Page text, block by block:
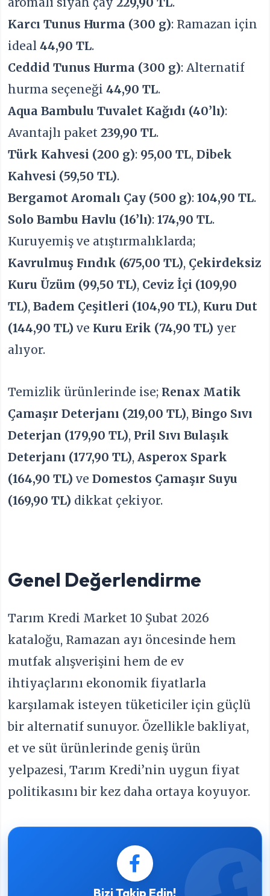
Karcı Tunus Hurma (300 g): Ramazan için
ideal44,90 TL.
Ceddid Tunus Hurma (300 g): Alternatif
hurma seçeneği44,90 TL.
Aqua Bambulu Tuvalet Kağıdı (40’lı):
Avantajlı paket239,90 TL.
Türk Kahvesi (200 g): 95,00 TL,Dibek
Kahvesi (59,50 TL).
Bergamot Aromalı Çay (500 g):104,90 TL.
Solo Bambu Havlu (16’lı):174,90 TL.
Kuruyemiş ve atıştırmalıklarda;
Kavrulmuş Fındık (675,00 TL), Çekirdeksiz
Kuru Üzüm (99,50 TL), Ceviz İçi (109,90
TL),Badem Çeşitleri (104,90 TL), Kuru Dut
(144,90 TL) ve Kuru Erik (74,90 TL) yer
alıyor.
Temizlik ürünlerinde ise; Renax Matik
Çamaşır Deterjanı (219,00 TL),Bingo Sıvı
Deterjan (179,90 TL), Pril Sıvı Bulaşık
Deterjanı (177,90 TL),Asperox Spark
(164,90 TL) veDomestos Çamaşır Suyu
(169,90 TL) dikkat çekiyor.
Genel Değerlendirme
Tarım Kredi Market 10 Şubat 2026
kataloğu, Ramazan ayı öncesinde hem
mutfak alışverişini hem de ev
ihtiyaçlarını ekonomik fiyatlarla
karşılamak isteyen tüketiciler için güçlü
bir alternatif sunuyor. Özellikle bakliyat,
et ve süt ürünlerinde geniş ürün
yelpazesi, Tarım Kredi’nin uygun fiyat
politikasını bir kez daha ortaya koyuyor.
Bizi Takip Edin!